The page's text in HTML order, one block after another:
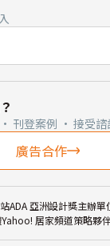
刊登案例 · 接受諮
廣告合作
ADA 亞洲設計獎主辦單
Yahoo! 居家頻道策略夥